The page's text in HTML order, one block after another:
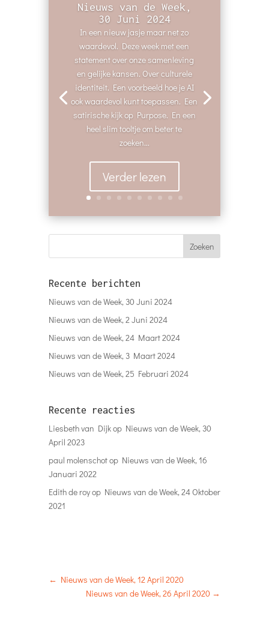
Nieuws van de Week,
30 Juni 2024
In een nieuw jasje maar net zo
waardevol. Deze week met een
statement over onze samenleving
en gelijke kansen. Over culturele
identiteit. Een voorbeeld hoe je AI
ook waardevol kunt toepassen. Een
satirische kijk op Purpose. En een
heel slim tooltje om beter te
zoeken...
Verder lezen
Recente berichten
Nieuws van de Week, 30 Juni 2024
Nieuws van de Week, 2 Juni 2024
Nieuws van de Week, 24 Maart 2024
Nieuws van de Week, 3 Maart 2024
Nieuws van de Week, 25 Februari 2024
Recente reacties
Liesbeth van Dijkop Nieuws van de Week, 30
April 2023
paul molenschotop Nieuws van de Week, 16
Januari 2022
Edith de royop Nieuws van de Week, 24 Oktober
2021
← Nieuws van de Week, 12 April 2020
Nieuws van de Week, 26 April 2020 →